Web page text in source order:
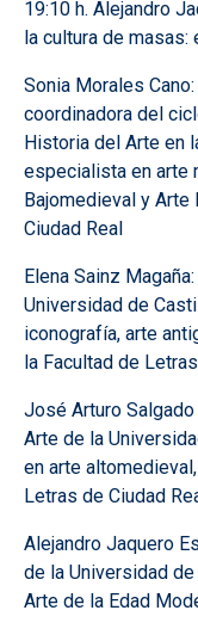
19:10 h. Alejandro
la cultura de
Sonia Morales
coordinadora del
Historia del Arte en
especialista en arte
Bajomedieval y Arte
Ciudad Real
Elena Sainz
Universidad de
iconografía, arte
la Facultad de
José Arturo
Arte de la
en arte
Letras de Ciudad
Alejandro Jaquero
de la Universidad
Arte de la Edad